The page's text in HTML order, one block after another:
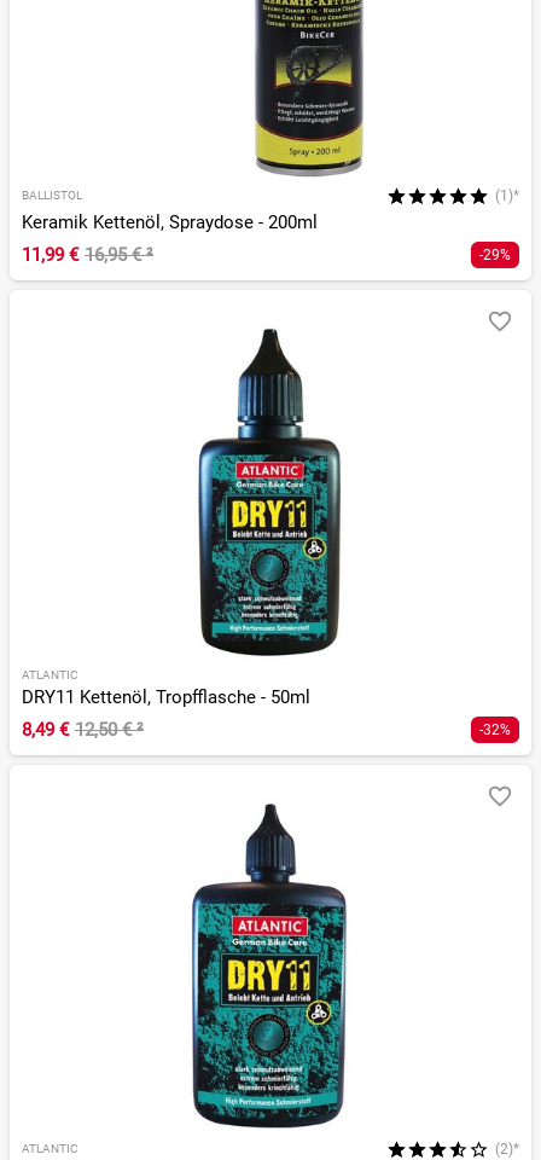
BALLISTOL (1)*
Keramik Kettenöl, Spraydose - 200ml
11,99 € 16,95 €² -29%
ATLANTIC
DRY11 Kettenöl, Tropfflasche - 50ml
8,49 € 12,50 €² -32%
ATLANTIC (2)*